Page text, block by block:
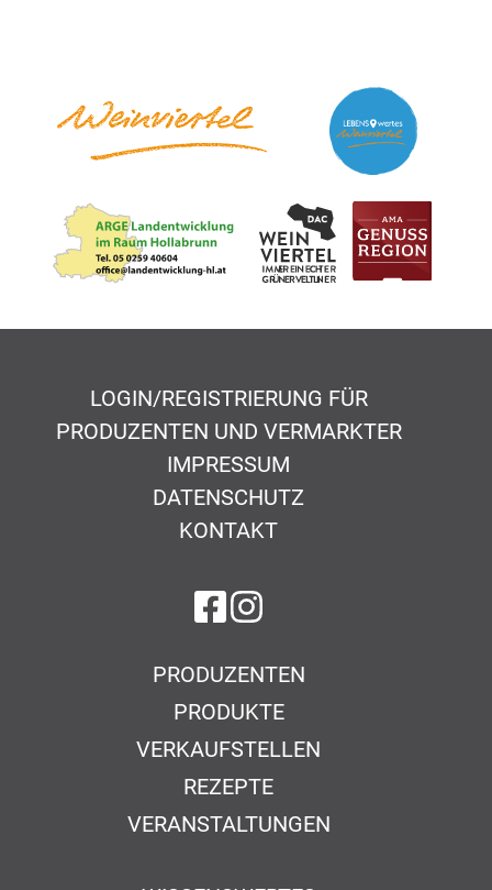
LOGIN/REGISTRIERUNG FÜR
PRODUZENTEN UND VERMARKTER
IMPRESSUM
DATENSCHUTZ
KONTAKT
auf Facebook
auf Instagram
PRODUZENTEN
PRODUKTE
VERKAUFSTELLEN
REZEPTE
VERANSTALTUNGEN